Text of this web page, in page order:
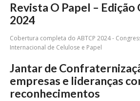
Revista O Papel –
2024
Cobertura completa do ABTCP 2024 -
Internacional de Celulose e Papel
Jantar de
empresas e lideranças
reconhecimentos